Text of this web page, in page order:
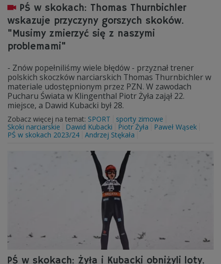
PŚ w skokach: Thomas Thurnbichler
wskazuje przyczyny gorszych skoków.
"Musimy zmierzyć się z naszymi
problemami"
- Znów popełniliśmy wiele błędów - przyznał trener
polskich skoczków narciarskich Thomas Thurnbichler w
materiale udostępnionym przez PZN. W zawodach
Pucharu Świata w Klingenthal Piotr Żyła zajął 22.
miejsce, a Dawid Kubacki był 28.
Zobacz więcej na temat: SPORT
sporty zimowe
Skoki narciarskie
Dawid Kubacki Piotr Żyła
Paweł Wąsek
PŚ w skokach 2023/24 Andrzej Stękała
PŚ w skokach: Żyła i Kubacki obniżyli loty.